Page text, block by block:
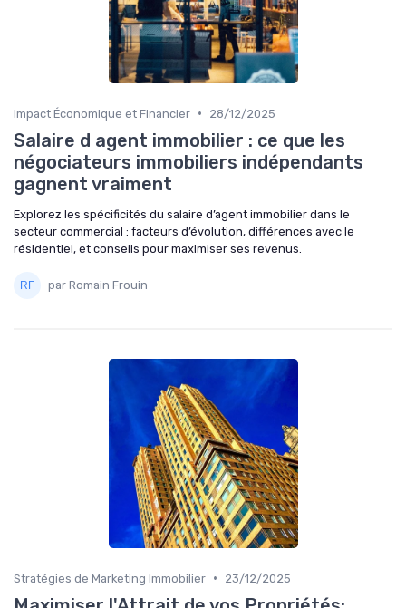
Impact Économique et Financier • 28/12/2025
Salaire d agent immobilier : ce que les
négociateurs immobiliers indépendants
gagnent vraiment
Explorez les spécificités du salaire d’agent immobilier dans le
secteur commercial : facteurs d’évolution, différences avec le
résidentiel, et conseils pour maximiser ses revenus.
par Romain Frouin
Stratégies de Marketing Immobilier • 23/12/2025